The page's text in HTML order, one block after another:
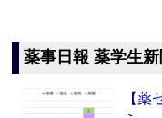
薬事日報 薬学生
【薬